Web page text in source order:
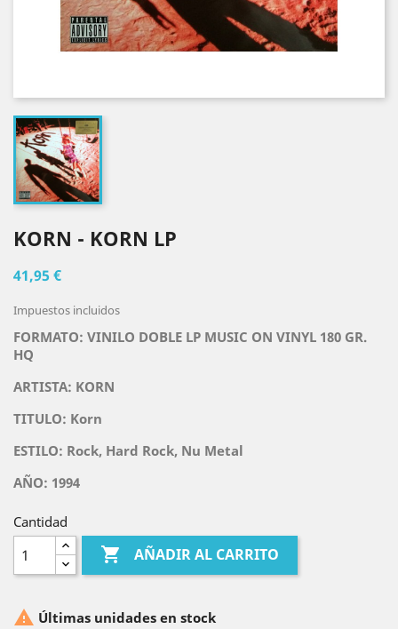
KORN - KORN LP
41,95 €
Impuestos incluidos
FORMATO: VINILO DOBLE LP MUSIC ON VINYL 180 GR.
HQ
ARTISTA: KORN
TITULO: Korn
ESTILO: Rock, Hard Rock, Nu Metal
AÑO: 1994
Cantidad
 AÑADIR AL CARRITO
 Últimas unidades en stock